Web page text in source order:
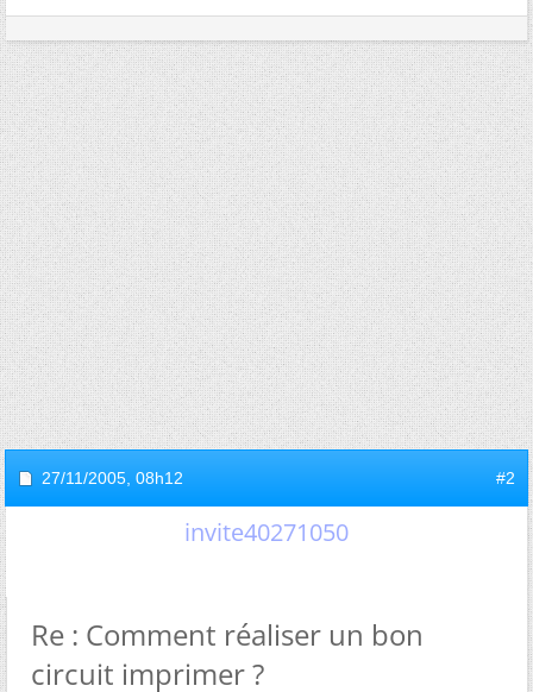
27/11/2005, 08h12 #2
invite40271050
Re : Comment réaliser un bon
circuit imprimer ?